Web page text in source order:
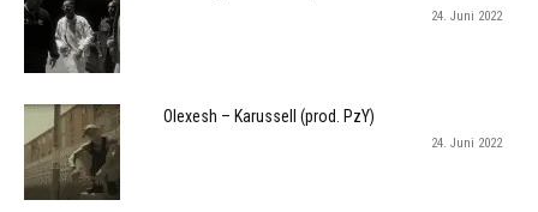
24. Juni 2022
Olexesh – Karussell (prod. PzY)
24. Juni 2022